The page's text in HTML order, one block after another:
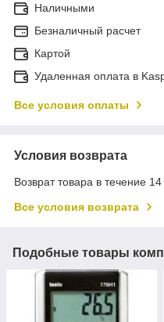
Наличными
Безналичный расчет
Картой
Удаленная оплата в
Все условия оплаты
Условия возврата
Возврат товара в течение
Все условия возврата
Подобные товары